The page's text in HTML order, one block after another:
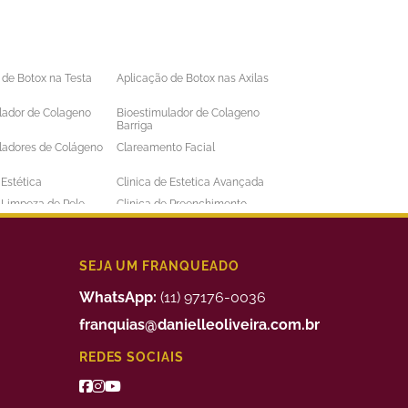
Botox na Testa
Aplicação de Botox nas Axilas
de Colageno
Bioestimulador de Colageno
Barriga
de Colágeno
Clareamento Facial
Clinica de Estetica Avançada
de Pele
Clinica de Preenchimento
Labial
Depilação a Laser Masculina
Preenchimento Facial Valor
Tratamento da Alopecia
de Bigode Chines
Tratamento de Celulite nas
SEJA UM FRANQUEADO
WhatsApp: (11) 97176-0036
franquias@danielleoliveira.com.br
REDES SOCIAIS